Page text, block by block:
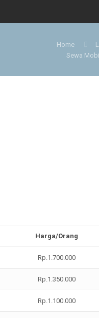
Home
Sewa
Harga/Orang
Rp.1.700.000
Rp.1.350.000
Rp.1.100.000